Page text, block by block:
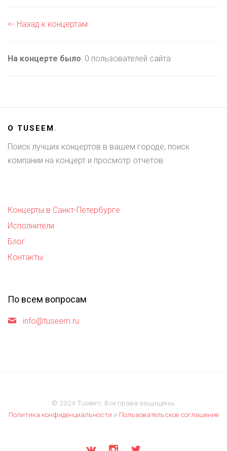
<- Назад к концертам
На концерте было: 0 пользователей сайта
О TUSEEM.
Поиск лучших концертов в вашем городе, поиск
компании на концерт и просмотр отчетов.
Концерты в Санкт-Петербурге
Исполнители
Блог
Контакты
По всем вопросам
info@tuseem.ru
© 2024 Tuseem. Все права защищены.
Политика конфиденциальности и Пользовательское соглашение